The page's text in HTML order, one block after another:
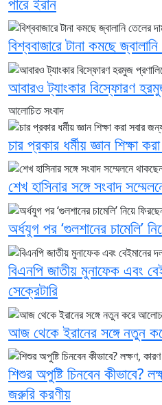
বিশ্ববাজারে টানা কমছে
আবারও ট্যাংকার বিস্ফোরণ
আলোচিত সংবাদ
চার প্রকার ধর্মীয় জ্ঞান শিক্ষা
শেখ হাসিনার সঙ্গে সংবাদ
অর্ধযুগ পর ‘গুলশানের চামেলি’
বিএনপি জাতীয় মুনাফেক এবং
সেক্রেটারি
আজ থেকে ইরানের সঙ্গে নতুন
শিশুর অপুষ্টি চিনবেন কীভাবে?
জরুরি করণীয়